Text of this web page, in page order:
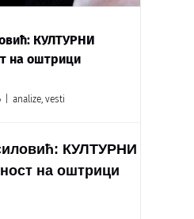
КУЛТУРНИ
на оштрици
analize, vesti
КУЛТУРНИ
на оштрици